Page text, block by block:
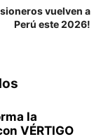
vuelven a
Perú este 2026!
la
VÉRTIGO